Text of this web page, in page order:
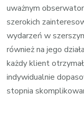
uważnym
szerokich
wydarzeń w
również na jego
każdy klient
indywidualnie
stopnia